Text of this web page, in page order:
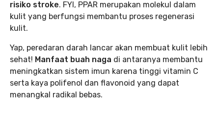
risiko stroke. FYI, PPAR merupakan molekul dalam
kulit yang berfungsi membantu proses regenerasi
kulit.
Yap, peredaran darah lancar akan membuat kulit lebih
sehat! Manfaat buah naga di antaranya membantu
meningkatkan sistem imun karena tinggi vitamin C
serta kaya polifenol dan flavonoid yang dapat
menangkal radikal bebas.